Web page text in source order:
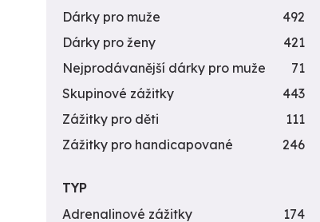
Dárky pro muže
492
Dárky pro ženy
421
Nejprodávanější dárky pro muže
71
Skupinové zážitky
443
Zážitky pro děti
111
Zážitky pro handicapované
246
TYP
Adrenalinové zážitky
174